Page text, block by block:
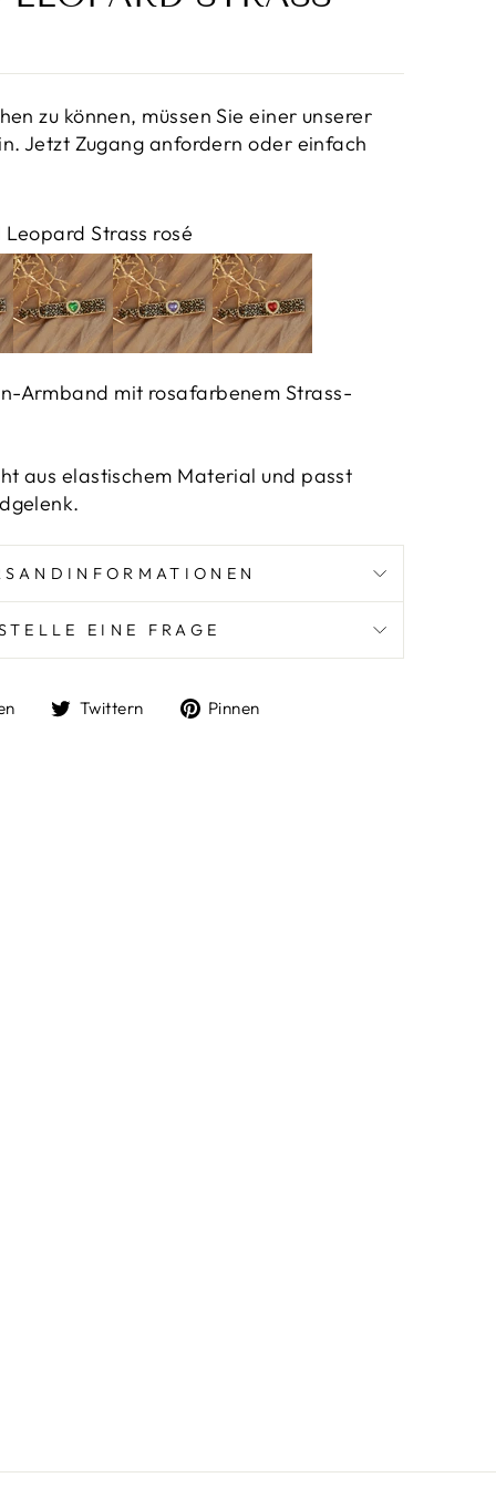
zu können, müssen Sie einer unserer
Jetzt Zugang anfordern oder einfach
Strass rosé
Armband mit rosafarbenem Strass-
aus elastischem Material und passt
EINE FRAGE
Auf
Twittern
Auf
Pinnen